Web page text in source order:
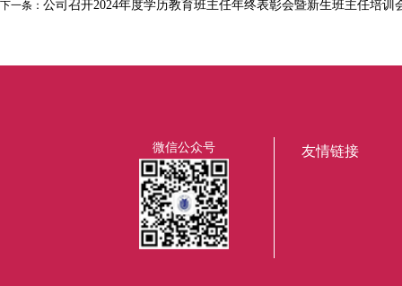
下一条： 公司召开2024年度学历教育班主任年终表彰会暨新生班主任培训
微信公众号 友情链接